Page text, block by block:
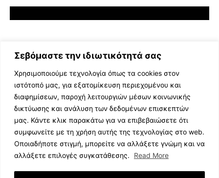
Σεβόμαστε την ιδιωτικότητά σας
Χρησιμοποιούμε τεχνολογία όπως τα cookies στον
ιστότοπό μας, για εξατομίκευση περιεχομένου και
διαφημίσεων, παροχή λειτουργιών μέσων κοινωνικής
δικτύωσης και ανάλυση των δεδομένων επισκεπτών
μας. Κάντε κλικ παρακάτω για να επιβεβαιώσετε ότι
συμφωνείτε με τη χρήση αυτής της τεχνολογίας στο web.
Οποιαδήποτε στιγμή, μπορείτε να αλλάξετε γνώμη και να
αλλάξετε επιλογές συγκατάθεσης.
Read More
ΕΛΛΗΝΙΚΗ ΜΟΥΣΙΚΗ
TV SHOWS
EVENTS
ΘΕΑΤΡΟ
ΔΙΑΓΩΝΙΣΜΟΙ
STOA CULTURA